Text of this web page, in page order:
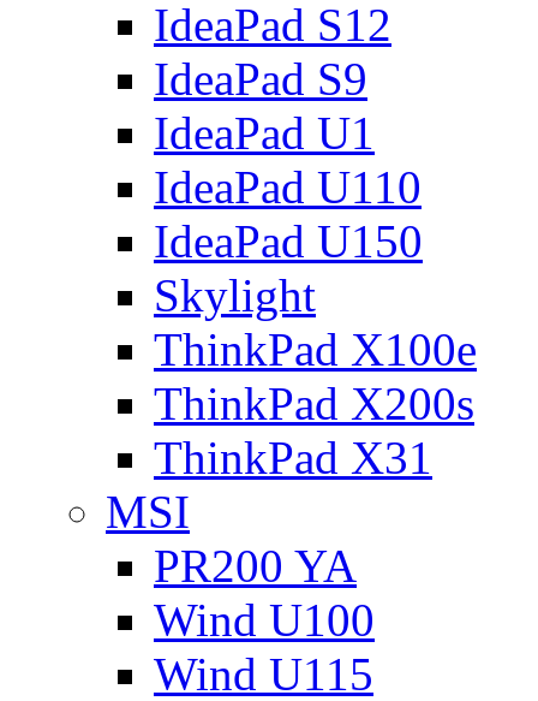
IdeaPad S12
IdeaPad S9
IdeaPad U1
IdeaPad U110
IdeaPad U150
Skylight
ThinkPad X100e
ThinkPad X200s
ThinkPad X31
MSI
PR200 YA
Wind U100
Wind U115